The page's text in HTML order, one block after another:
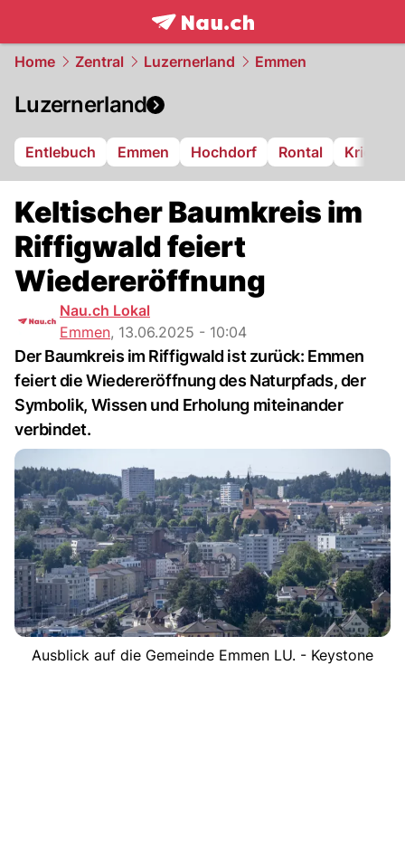
frontpage.NAU.ch
Home Zentral Luzernerland Emmen
Luzernerland
Entlebuch Emmen Hochdorf Rontal Kriens
Keltischer Baumkreis im
Riffigwald feiert
Wiedereröffnung
Nau.ch Lokal
Emmen, 13.06.2025 - 10:04
Der Baumkreis im Riffigwald ist zurück: Emmen
feiert die Wiedereröffnung des Naturpfads, der
Symbolik, Wissen und Erholung miteinander
verbindet.
Ausblick auf die Gemeinde Emmen LU. - Keystone